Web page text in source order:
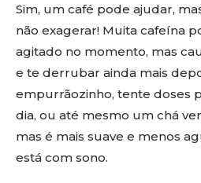
Sim, um café pode ajudar,
não exagerar! Muita cafeína
agitado no momento, mas
e te derrubar ainda mais
empurrãozinho, tente doses
dia, ou até mesmo um chá
mas é mais suave e menos
está com sono.